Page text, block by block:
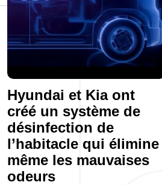
Hyundai et Kia ont
créé un système de
désinfection de
l’habitacle qui élimine
même les mauvaises
odeurs